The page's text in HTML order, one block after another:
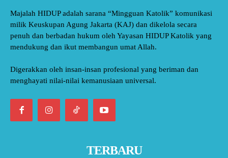
Majalah HIDUP adalah sarana “Mingguan Katolik” komunikasi
milik Keuskupan Agung Jakarta (KAJ) dan dikelola secara
penuh dan berbadan hukum oleh Yayasan HIDUP Katolik yang
mendukung dan ikut membangun umat Allah.
Digerakkan oleh insan-insan profesional yang beriman dan
menghayati nilai-nilai kemanusiaan universal.
TERBARU